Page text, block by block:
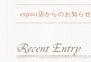
espoir店からのお知らせ